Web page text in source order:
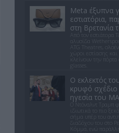
Meta έξυπνα
εστιατόρια,
στη Βρετανία
Από τον εστιάτορα
αλυσίδα
ATG Theatres,
χώροι εστίασης
κλείνουν την
glasses.
Ο εκλεκτός
κρυφό σχέδιο
ηγεσία του
Ο Ντόναλντ Τραμπ
ιδιωτικά το πιο
σήμα υπέρ του
διαδόχου του στο
Κόμμα, ενώ